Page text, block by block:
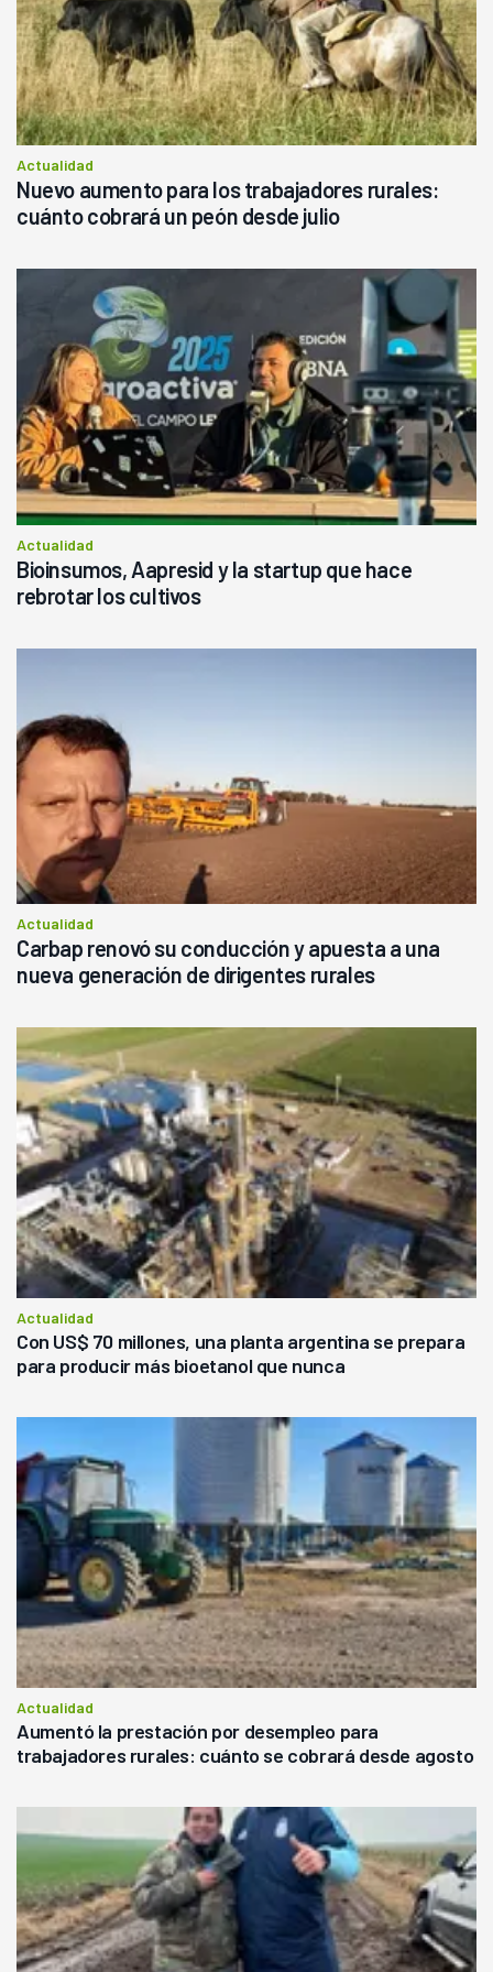
Actualidad
Nuevo aumento para los trabajadores rurales:
cuánto cobrará un peón desde julio
Actualidad
Bioinsumos, Aapresid y la startup que hace
rebrotar los cultivos
Actualidad
Carbap renovó su conducción y apuesta a una
nueva generación de dirigentes rurales
Actualidad
Con US$ 70 millones, una planta argentina se prepara
para producir más bioetanol que nunca
Actualidad
Aumentó la prestación por desempleo para
trabajadores rurales: cuánto se cobrará desde agosto